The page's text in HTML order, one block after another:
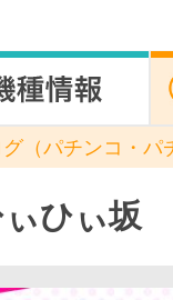
（パチンコ・パ
ひぃ坂